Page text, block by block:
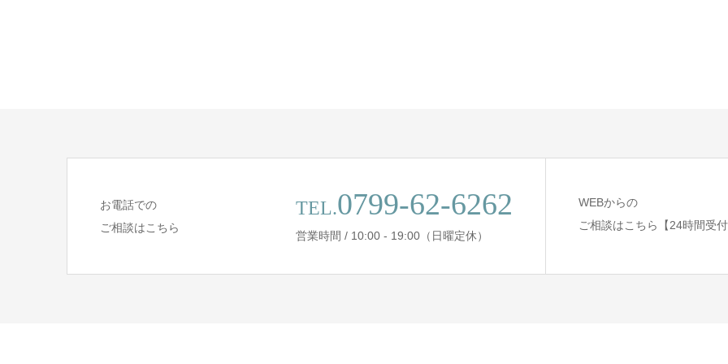
お電話での
ご相談はこちら
TEL.0799-62-6262
営業時間 / 10:00 - 19:00（日曜定休）
WEBからの
ご相談はこちら【24時間受付